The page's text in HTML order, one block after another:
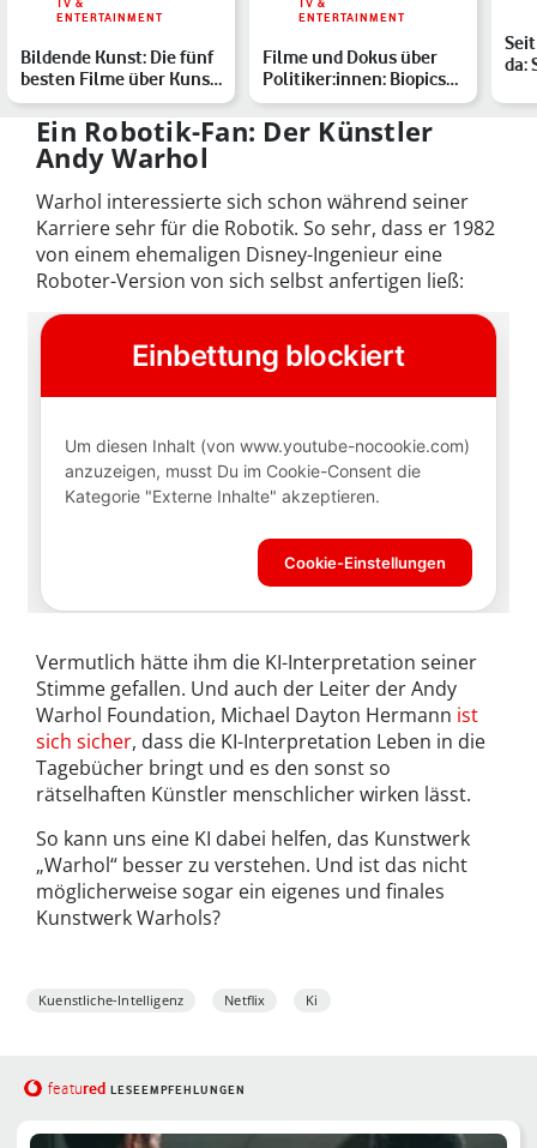
TV &
ENTERTAINMENT
Bildende Kunst: Die fünf
besten Filme über Kunst
und Künstler:inn…
TV &
ENTERTAINMENT
Filme und Dokus über
Politiker:innen: Biopics
zeigen Politik aus …
da:
Ein Robotik-Fan: Der Künstler
Andy Warhol
Warhol interessierte sich schon während seiner
Karriere sehr für die Robotik. So sehr, dass er 1982
von einem ehemaligen Disney-Ingenieur eine
Roboter-Version von sich selbst anfertigen ließ:
Vermutlich hätte ihm die KI-Interpretation seiner
Stimme gefallen. Und auch der Leiter der Andy
Warhol Foundation, Michael Dayton Hermann ist
sich sicher, dass die KI-Interpretation Leben in die
Tagebücher bringt und es den sonst so
rätselhaften Künstler menschlicher wirken lässt.
So kann uns eine KI dabei helfen, das Kunstwerk
„Warhol“ besser zu verstehen. Und ist das nicht
möglicherweise sogar ein eigenes und finales
Kunstwerk Warhols?
Kuenstliche-Intelligenz Netflix Ki
featured LESEEMPFEHLUNGEN